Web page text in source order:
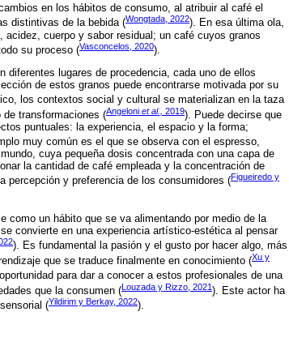
en los hábitos de consumo, al atribuir al café el
distintivas de la bebida (Wongtada, 2022). En esa última ola,
cuerpo y sabor residual; un café cuyos granos
su proceso (Vasconcelos, 2020).
lugares de procedencia, cada uno de ellos
de estos granos puede encontrarse motivada por su
los contextos social y cultural se materializan en la taza
de transformaciones (Angeloni et al., 2019). Puede decirse que
puntuales: la experiencia, el espacio y la forma;
muy común es el que se observa con el espresso,
cuya pequeña dosis concentrada con una capa de
la cantidad de café empleada y la concentración de
percepción y preferencia de los consumidores (Figueiredo y
como un hábito que se va alimentando por medio de la
convierte en una experiencia artístico-estética al pensar
). Es fundamental la pasión y el gusto por hacer algo, más
que se traduce finalmente en conocimiento (Xu y
para dar a conocer a estos profesionales de una
que la consumen (Louzada y Rizzo, 2021). Este actor ha
(Yildirim y Berkay, 2022).